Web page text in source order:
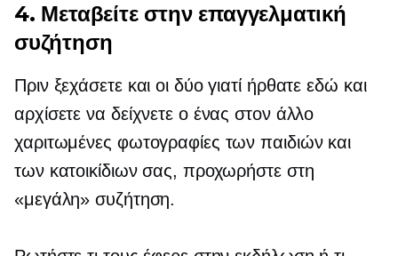
4. Μεταβείτε στην επαγγελματική
συζήτηση
Πριν ξεχάσετε και οι δύο γιατί ήρθατε εδώ και
αρχίσετε να δείχνετε ο ένας στον άλλο
χαριτωμένες φωτογραφίες των παιδιών και
των κατοικίδιων σας, προχωρήστε στη
«μεγάλη» συζήτηση.